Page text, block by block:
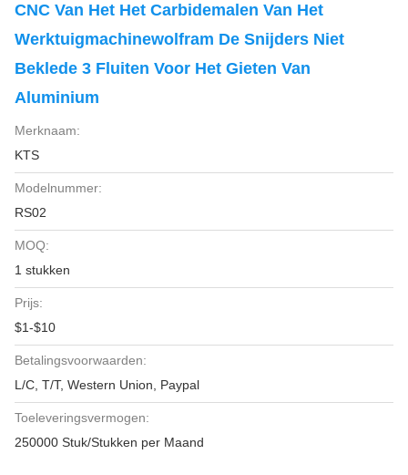
CNC Van Het Het Carbidemalen Van Het
Werktuigmachinewolfram De Snijders Niet
Beklede 3 Fluiten Voor Het Gieten Van
Aluminium
Merknaam:
KTS
Modelnummer:
RS02
MOQ:
1 stukken
Prijs:
$1-$10
Betalingsvoorwaarden:
L/C, T/T, Western Union, Paypal
Toeleveringsvermogen:
250000 Stuk/Stukken per Maand